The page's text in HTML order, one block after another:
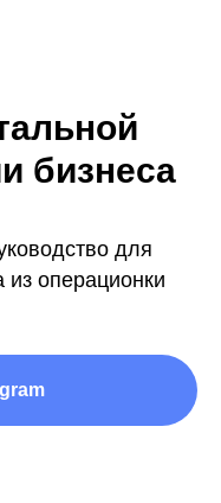
бизнеса
для
из операционки